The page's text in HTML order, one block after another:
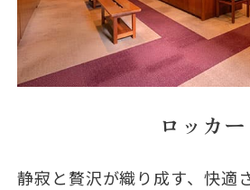
ロッカー
静寂と贅沢が織り成す、快適